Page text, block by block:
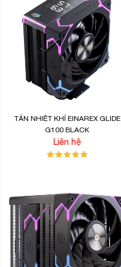
TẢN NHIỆT KHÍ EINAREX GLIDE
G100 BLACK
Liên hệ